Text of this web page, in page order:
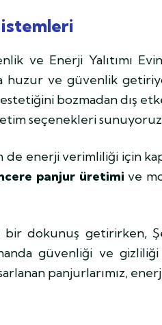
ve Enerji Yalıtımı
huzur ve güvenlik
bozmadan dış
seçenekleri
enerji verimliliği için
panjur üretimi ve
bir dokunuş getirirken,
güvenliği ve
panjurlarımız,